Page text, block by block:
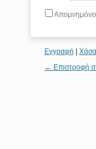
Εγγραφή
← Επιστροφή